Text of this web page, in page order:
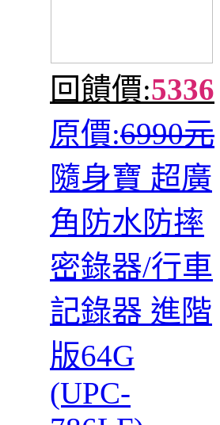
回饋價:5336
原價:6990元
隨身寶 超廣
角防水防摔
密錄器/行車
記錄器 進階
版64G
(UPC-